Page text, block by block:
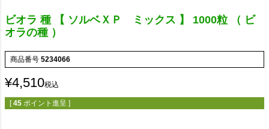
ビオラ 種 【 ソルベＸＰ ミックス 】 1000粒 （ ビ
オラの種 ）
商品番号 5234066
¥4,510税込
[ 45 ポイント進呈 ]